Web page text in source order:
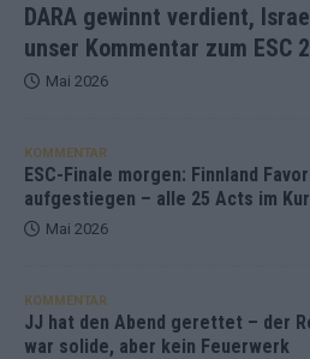
DARA gewinnt verdient,
unser Kommentar zum ESC
Mai 2026
KOMMENTAR
ESC-Finale morgen: Finnland
aufgestiegen – alle 25 Acts im
Mai 2026
KOMMENTAR
JJ hat den Abend gerettet – der
war solide, aber kein Feuerwerk